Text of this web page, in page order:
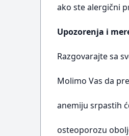
ako ste alergični
Upozorenja i
Razgovarajte sa
Molimo Vas da
anemiju srpastih
osteoporozu